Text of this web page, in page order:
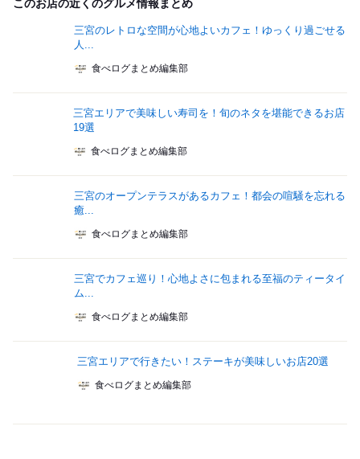
このお店の近くのグルメ情報まとめ
三宮のレトロな空間が心地よいカフェ！ゆっくり過ごせる
人...
食べログまとめ編集部
三宮エリアで美味しい寿司を！旬のネタを堪能できるお店
19選
食べログまとめ編集部
三宮のオープンテラスがあるカフェ！都会の喧騒を忘れる
癒...
食べログまとめ編集部
三宮でカフェ巡り！心地よさに包まれる至福のティータイ
ム...
食べログまとめ編集部
三宮エリアで行きたい！ステーキが美味しいお店20選
食べログまとめ編集部